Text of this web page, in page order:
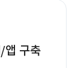
앱 구축